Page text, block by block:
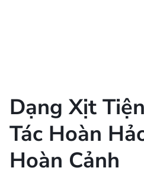
Dạng Xịt
Tác Hoàn
Hoàn Cảnh